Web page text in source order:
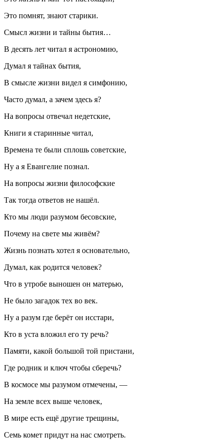
Это помнят, знают старики.
Смысл жизни и тайны бытия…
В десять лет читал я астрономию,
Думал я тайнах бытия,
В смысле жизни видел я симфонию,
Часто думал, а зачем здесь я?
На вопросы отвечал недетские,
Книги я старинные читал,
Времена те были сплошь советские,
Ну а я Евангелие познал.
На вопросы жизни философские
Так тогда ответов не нашёл.
Кто мы люди разумом бесовские,
Почему на свете мы живём?
Жизнь познать хотел я основательно,
Думал, как родится человек?
Что в утробе выношен он матерью,
Не было загадок тех во век.
Ну а разум где берёт он исстари,
Кто в уста вложил его ту речь?
Памяти, какой большой той пристани,
Где родник и ключ чтобы сберечь?
В космосе мы разумом отмечены, —
На земле всех выше человек,
В мире есть ещё другие трещины,
Семь комет придут на нас смотреть.